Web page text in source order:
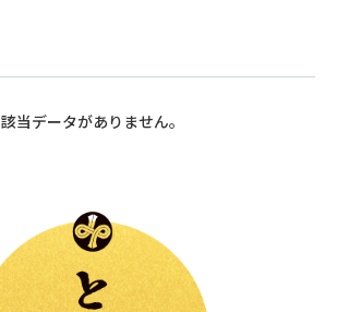
該当データがありません。